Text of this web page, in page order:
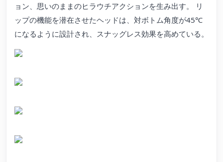
ョン、思いのままのヒラウチアクションを生み出す。 リ
ップの機能を潜在させたヘッドは、対ボトム角度が45℃
になるように設計され、スナッグレス効果を高めている。